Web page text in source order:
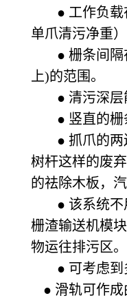
● 工作负载
单爪清污净重）
● 栅条间隔
上)的范围。
● 清污深层
● 竖直的栅
● 抓爪的
树杆这样的废
的祛除木板，
● 该系统
栅渣输送机模
物运往排污区。
● 可考虑到
● 滑轨可作